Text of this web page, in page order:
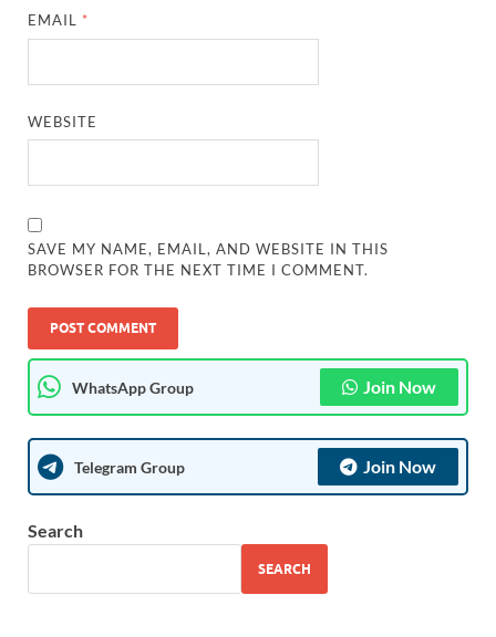
EMAIL *
WEBSITE
SAVE MY NAME, EMAIL, AND WEBSITE IN THIS
BROWSER FOR THE NEXT TIME I COMMENT.
WhatsApp Group Join Now
Telegram Group Join Now
Search
SEARCH